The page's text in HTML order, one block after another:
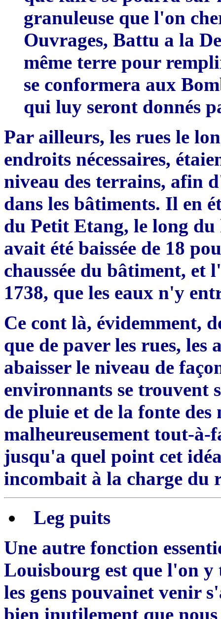
granuleuse que l'on
Ouvrages, Battu a la
même terre pour
se conformera aux
qui luy seront donnés
Par ailleurs, les rues le
endroits nécessaires,
niveau des terrains, afin
dans les bâtiments. Il en
du Petit Etang, le long
avait été baissée de 18
chaussée du bâtiment, et
1738, que les eaux n'y
Ce cont là, évidemment,
que de paver les rues,
abaisser le niveau de
environnants se trouvent
de pluie et de la fonte des
malheureusement tout-à-
jusqu'a quel point cet
incombait à la charge
Leg puits
Une autre fonction
Louisbourg est que l'on
les gens pouvainet venir
bien inutilement que